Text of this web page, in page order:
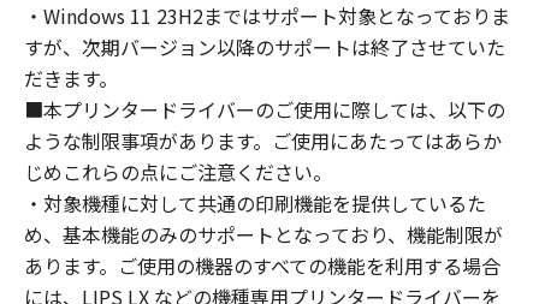
Computer to use the SOFTWARE, provided
that you must assure that all such users shall
abide by the terms of this Agreement and
shall be subject to restrictions and
obligations borne by you hereunder.
You may make one copy of the SOFTWARE
solely for a back-up purpose.
2. RESTRICTIONS
You shall not use the SOFTWARE except as
expressly granted or permitted herein, and
・Windows 11 23H2まではサポート対象となっておりま
すが、次期バージョン以降のサポートは終了させていた
だきます。
■本プリンタードライバーのご使用に際しては、以下の
ような制限事項があります。ご使用にあたってはあらか
じめこれらの点にご注意ください。
・対象機種に対して共通の印刷機能を提供しているた
め、基本機能のみのサポートとなっており、機能制限が
あります。ご使用の機器のすべての機能を利用する場合
には、LIPS LX などの機種専用プリンタードライバーを